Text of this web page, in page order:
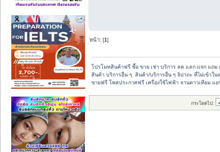
หน้า: [1]
โปรโมทสินค้าฟรี ซื้อ ขาย เช่า บริการ ลด แลก แจก แถม
สินค้า บริการอื่น ๆ  สินค้า/บริการอื่น ๆ จิปาถะ ที่ไม่เข้าใน
ขายฟรี โพสประกาศฟรี เครื่องใช้ไฟฟ้า จานดาวเทียม แ
กระโดดไป: